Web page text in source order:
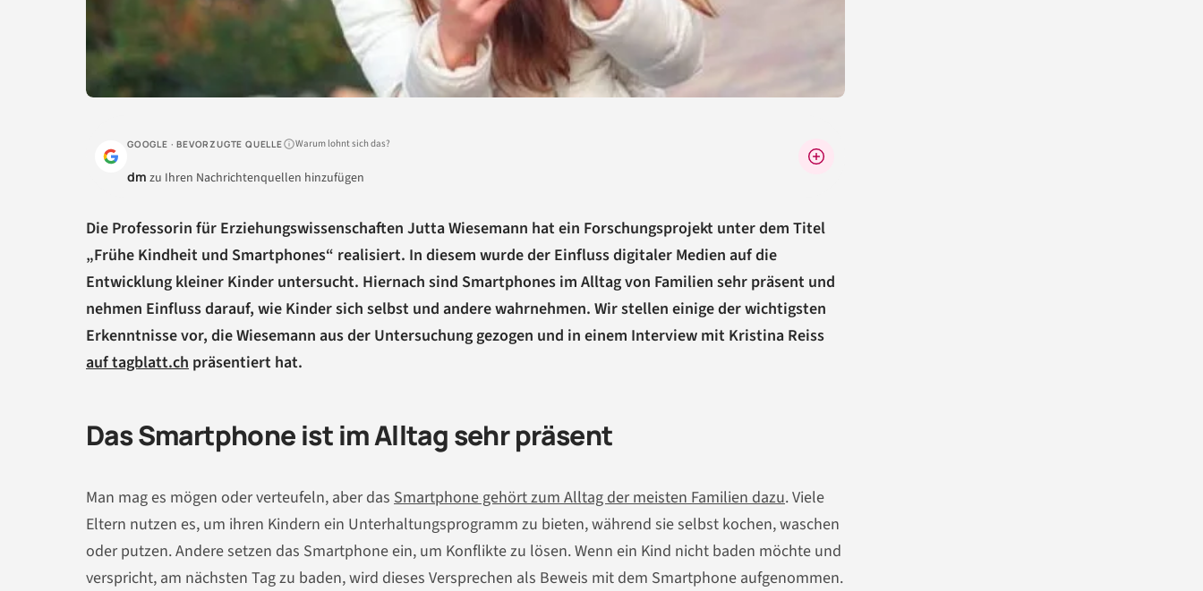
GOOGLE · BEVORZUGTE QUELLE Warum lohnt sich das?
dm zu Ihren Nachrichtenquellen hinzufügen
Die Professorin für Erziehungswissenschaften Jutta Wiesemann hat ein Forschungsprojekt unter dem Titel
„Frühe Kindheit und Smartphones“ realisiert. In diesem wurde der Einfluss digitaler Medien auf die
Entwicklung kleiner Kinder untersucht. Hiernach sind Smartphones im Alltag von Familien sehr präsent und
nehmen Einfluss darauf, wie Kinder sich selbst und andere wahrnehmen. Wir stellen einige der wichtigsten
Erkenntnisse vor, die Wiesemann aus der Untersuchung gezogen und in einem Interview mit Kristina Reiss
auf tagblatt.ch präsentiert hat.
Das Smartphone ist im Alltag sehr präsent
Man mag es mögen oder verteufeln, aber das Smartphone gehört zum Alltag der meisten Familien dazu. Viele
Eltern nutzen es, um ihren Kindern ein Unterhaltungsprogramm zu bieten, während sie selbst kochen, waschen
oder putzen. Andere setzen das Smartphone ein, um Konflikte zu lösen. Wenn ein Kind nicht baden möchte und
verspricht, am nächsten Tag zu baden, wird dieses Versprechen als Beweis mit dem Smartphone aufgenommen.